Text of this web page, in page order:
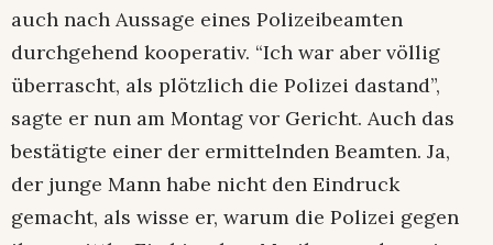
auch nach Aussage eines Polizeibeamten
durchgehend kooperativ. “Ich war aber völlig
überrascht, als plötzlich die Polizei dastand”,
sagte er nun am Montag vor Gericht. Auch das
bestätigte einer der ermittelnden Beamten. Ja,
der junge Mann habe nicht den Eindruck
gemacht, als wisse er, warum die Polizei gegen